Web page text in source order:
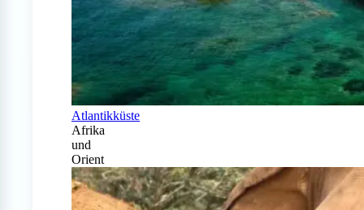
Atlantikküste
Afrika
und
Orient